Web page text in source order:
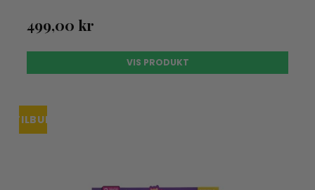
499,00 kr
VIS PRODUKT
TILBUD